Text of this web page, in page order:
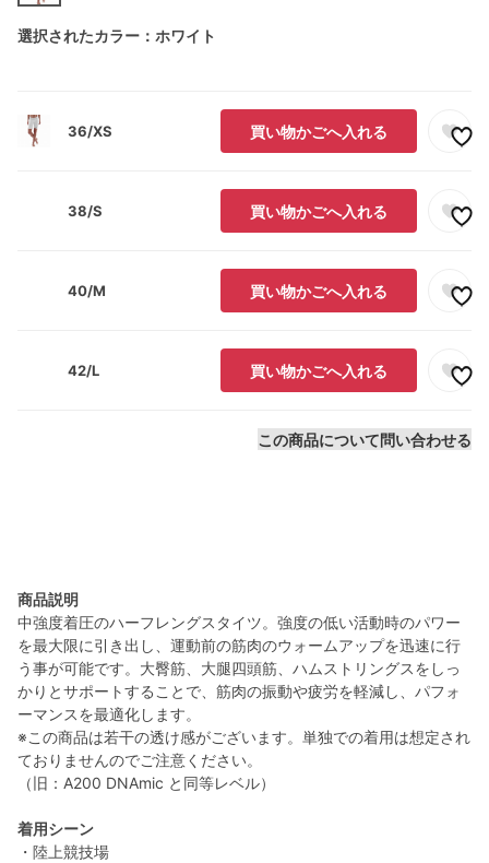
選択されたカラー：ホワイト
36/XS 買い物かごへ入れる
38/S 買い物かごへ入れる
40/M 買い物かごへ入れる
42/L 買い物かごへ入れる
この商品について問い合わせる
商品説明
中強度着圧のハーフレングスタイツ。強度の低い活動時のパワー
を最大限に引き出し、運動前の筋肉のウォームアップを迅速に行
う事が可能です。大臀筋、大腿四頭筋、ハムストリングスをしっ
かりとサポートすることで、筋肉の振動や疲労を軽減し、パフォ
ーマンスを最適化します。
※この商品は若干の透け感がございます。単独での着用は想定され
ておりませんのでご注意ください。
（旧：A200 DNAmic と同等レベル）
着用シーン
・陸上競技場